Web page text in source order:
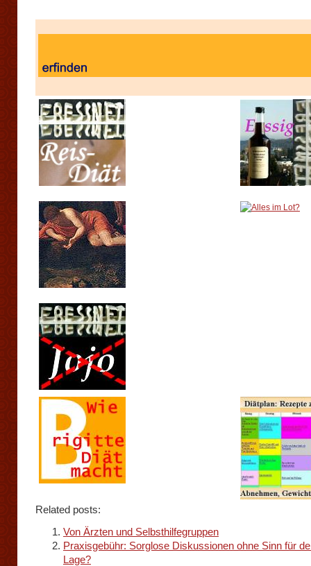
Related posts:
Von Ärzten und Selbsthilfegruppen
Praxisgebühr: Sorglose Diskussionen ohne Sinn für
Lage?